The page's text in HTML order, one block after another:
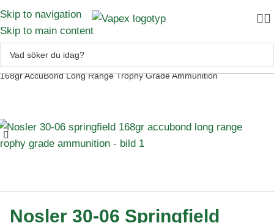
Skip to navigation
Skip to main content
Ammunition
168gr AccuBond Long Range Trophy Grade Ammunition
Nosler 30-06 Springfield